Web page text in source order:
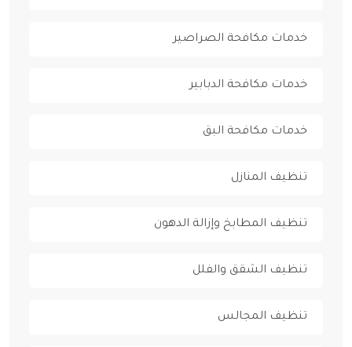
خدمات مكافحة الصراصير
خدمات مكافحة الدبابير
خدمات مكافحة البق
تنظيف المنازل
تنظيف المطابخ وإزالة الدهون
تنظيف الشقق والفلل
تنظيف المجالس